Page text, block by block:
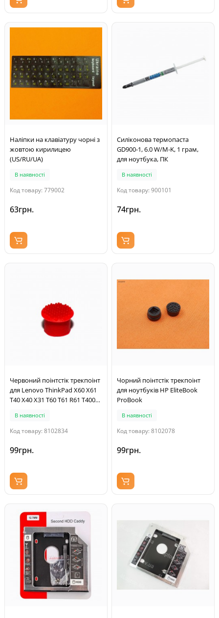
Наліпки на клавіатуру чорні з
жовтою кирилицею
(US/RU/UA)
В наявності
Код товару: 779002
63грн.
Силіконова термопаста
GD900-1, 6.0 W/M-K, 1 грам,
для ноутбука, ПК
В наявності
Код товару: 900101
74грн.
Червоний поінтстік трекпоінт
для Lenovo ThinkPad X60 X61
T40 X40 X31 T60 T61 R61 T400
інших
В наявності
Код товару: 8102834
99грн.
Чорний поінтстік трекпоінт
для ноутбуків HP EliteBook
ProBook
В наявності
Код товару: 8102078
99грн.